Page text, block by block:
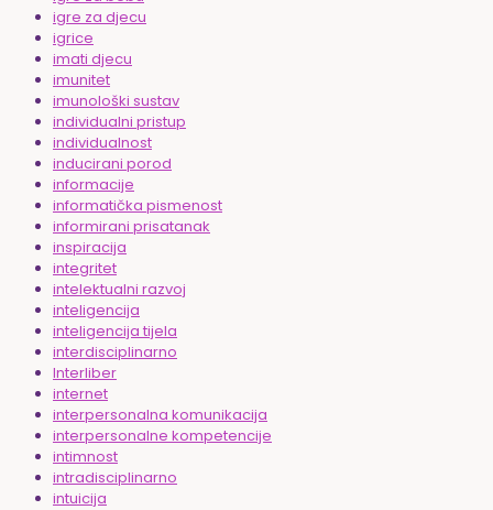
igre za djecu
igrice
imati djecu
imunitet
imunološki sustav
individualni pristup
individualnost
inducirani porod
informacije
informatička pismenost
informirani prisatanak
inspiracija
integritet
intelektualni razvoj
inteligencija
inteligencija tijela
interdisciplinarno
Interliber
internet
interpersonalna komunikacija
interpersonalne kompetencije
intimnost
intradisciplinarno
intuicija